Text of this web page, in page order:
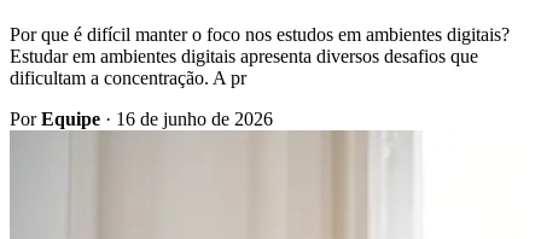
Por que é difícil manter o foco nos estudos em ambientes digitais?
Estudar em ambientes digitais apresenta diversos desafios que
dificultam a concentração. A pr
PorEquipe · 16 de junho de 2026